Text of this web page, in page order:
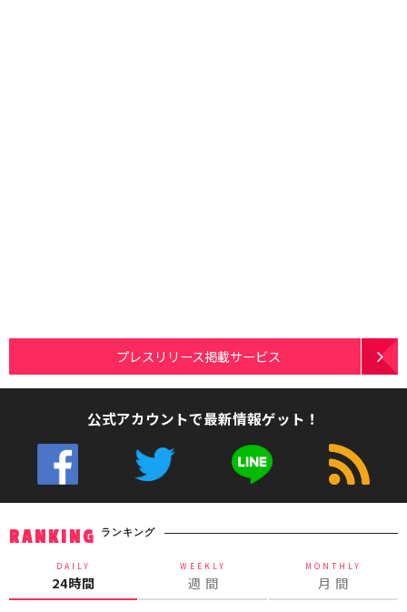
プレスリリース掲載サービス
公式アカウントで最新情報ゲット！
RANKING ランキング
DAILY
24時間
WEEKLY
週 間
MONTHLY
月 間